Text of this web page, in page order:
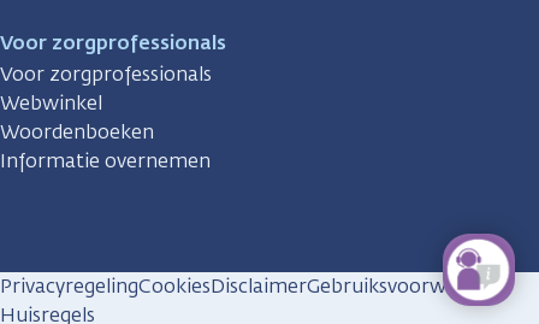
Voor zorgprofessionals
Voor zorgprofessionals
Webwinkel
Woordenboeken
Informatie overnemen
PrivacyregelingCookiesDisclaimerGebruiksvoorwaarden
Huisregels